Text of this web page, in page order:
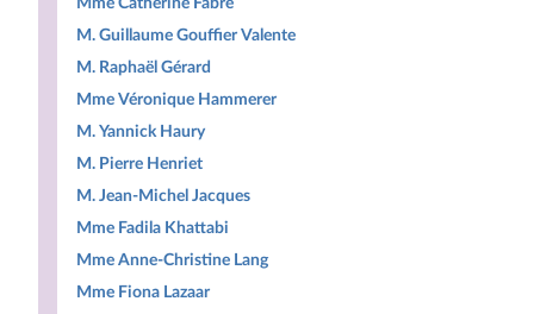
M. Guillaume Gouffier Valente
M. Raphaël Gérard
Mme Véronique Hammerer
M. Yannick Haury
M. Pierre Henriet
M. Jean-Michel Jacques
Mme Fadila Khattabi
Mme Anne-Christine Lang
Mme Fiona Lazaar